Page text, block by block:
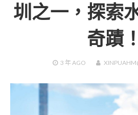
圳之一，探索
奇蹟！
3 年AGO